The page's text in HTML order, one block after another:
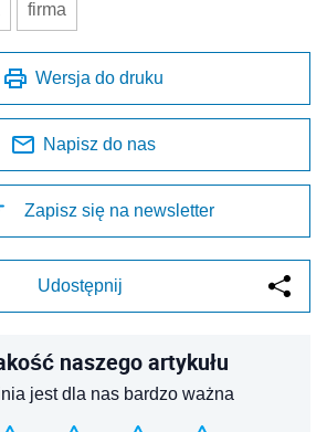
firma
Wersja do druku
Napisz do nas
Zapisz się na newsletter
Udostępnij
naszego artykułu
jest dla nas bardzo ważna